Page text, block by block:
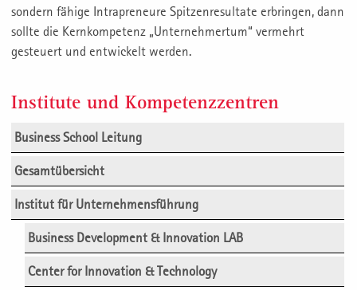
sondern fähige Intrapreneure Spitzenresultate erbringen, dann
sollte die Kernkompetenz „Unternehmertum“ vermehrt
gesteuert und entwickelt werden.
Institute und Kompetenzzentren
Business School Leitung
Gesamtübersicht
Institut für Unternehmensführung
Business Development & Innovation LAB
Center for Innovation & Technology